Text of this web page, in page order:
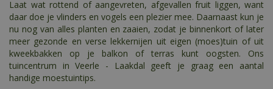
Laat wat rottend of aangevreten, afgevallen fruit liggen, want
daar doe je vlinders en vogels een plezier mee. Daarnaast kun je
nu nog van alles planten en zaaien, zodat je binnenkort of later
meer gezonde en verse lekkernijen uit eigen (moes)tuin of uit
kweekbakken op je balkon of terras kunt oogsten. Ons
tuincentrum in Veerle - Laakdal geeft je graag een aantal
handige moestuintips.